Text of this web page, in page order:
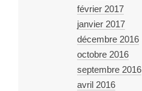
février 2017
janvier 2017
décembre 2016
octobre 2016
septembre 2016
avril 2016